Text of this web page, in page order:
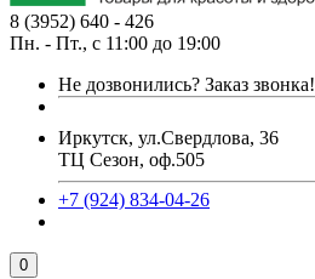
8 (3952) 640 - 426
Пн. - Пт., с 11:00 до 19:00
Не дозвонились? Заказ звонка!
Иркутск, ул.Свердлова, 36
ТЦ Сезон, оф.505
+7 (924) 834-04-26
0